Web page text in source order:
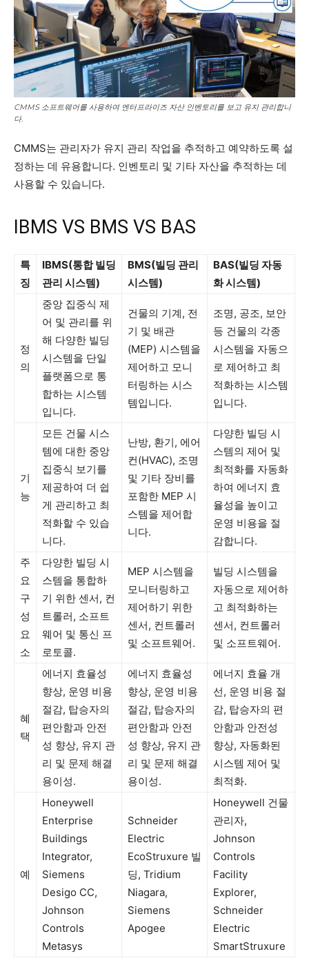
CMMS 소프트웨어를 사용하여 엔터프라이즈 자산 인벤토리를 보고 유지 관리합니
다.
CMMS는 관리자가 유지 관리 작업을 추적하고 예약하도록 설
정하는 데 유용합니다. 인벤토리 및 기타 자산을 추적하는 데
사용할 수 있습니다.
IBMS VS BMS VS BAS
특
징
IBMS(통합 빌딩
관리 시스템)
BMS(빌딩 관리
시스템)
BAS(빌딩 자동
화 시스템)
정
의
중앙 집중식 제
어 및 관리를 위
해 다양한 빌딩
시스템을 단일
플랫폼으로 통
합하는 시스템
입니다.
건물의 기계, 전
기 및 배관
(MEP) 시스템을
제어하고 모니
터링하는 시스
템입니다.
조명, 공조, 보안
등 건물의 각종
시스템을 자동으
로 제어하고 최
적화하는 시스템
입니다.
기
능
모든 건물 시스
템에 대한 중앙
집중식 보기를
제공하여 더 쉽
게 관리하고 최
적화할 수 있습
니다.
난방, 환기, 에어
컨(HVAC), 조명
및 기타 장비를
포함한 MEP 시
스템을 제어합
니다.
다양한 빌딩 시
스템의 제어 및
최적화를 자동화
하여 에너지 효
율성을 높이고
운영 비용을 절
감합니다.
주
요
구
성
요
소
다양한 빌딩 시
스템을 통합하
기 위한 센서, 컨
트롤러, 소프트
웨어 및 통신 프
로토콜.
MEP 시스템을
모니터링하고
제어하기 위한
센서, 컨트롤러
및 소프트웨어.
빌딩 시스템을
자동으로 제어하
고 최적화하는
센서, 컨트롤러
및 소프트웨어.
혜
택
에너지 효율성
향상, 운영 비용
절감, 탑승자의
편안함과 안전
성 향상, 유지 관
리 및 문제 해결
용이성.
에너지 효율성
향상, 운영 비용
절감, 탑승자의
편안함과 안전
성 향상, 유지 관
리 및 문제 해결
용이성.
에너지 효율 개
선, 운영 비용 절
감, 탑승자의 편
안함과 안전성
향상, 자동화된
시스템 제어 및
최적화.
예
Honeywell
Enterprise
Buildings
Integrator,
Siemens
Desigo CC,
Johnson
Controls
Metasys
Schneider
Electric
EcoStruxure 빌
딩, Tridium
Niagara,
Siemens
Apogee
Honeywell 건물
관리자,
Johnson
Controls
Facility
Explorer,
Schneider
Electric
SmartStruxure